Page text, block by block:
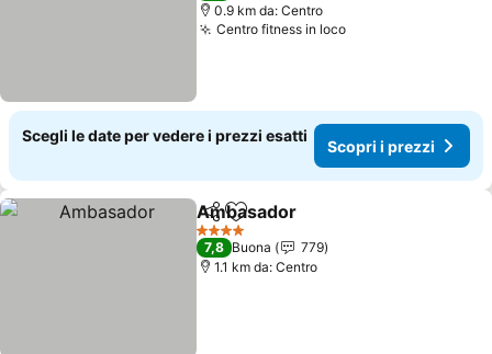
0.9 km da: Centro
Centro fitness in loco
Scegli le date per vedere i prezzi esatti
Scopri i prezzi
CondividiAggiungi ai preferiti
Ambasador
4 Stelle
7,8 Buona
779
1.1 km da: Centro